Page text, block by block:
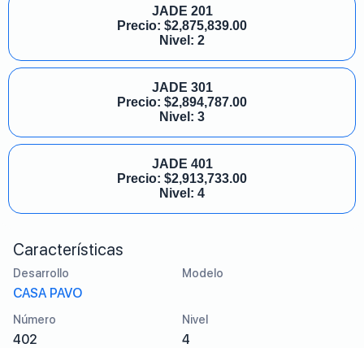
Características
Desarrollo
CASA PAVO
Modelo
Número
402
Nivel
4
JADE 201
Precio: $2,875,839.00
Nivel: 2
JADE 301
Precio: $2,894,787.00
Nivel: 3
JADE 401
Precio: $2,913,733.00
Nivel: 4